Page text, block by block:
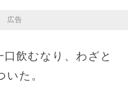
広告
飲むなり、わざと
た。